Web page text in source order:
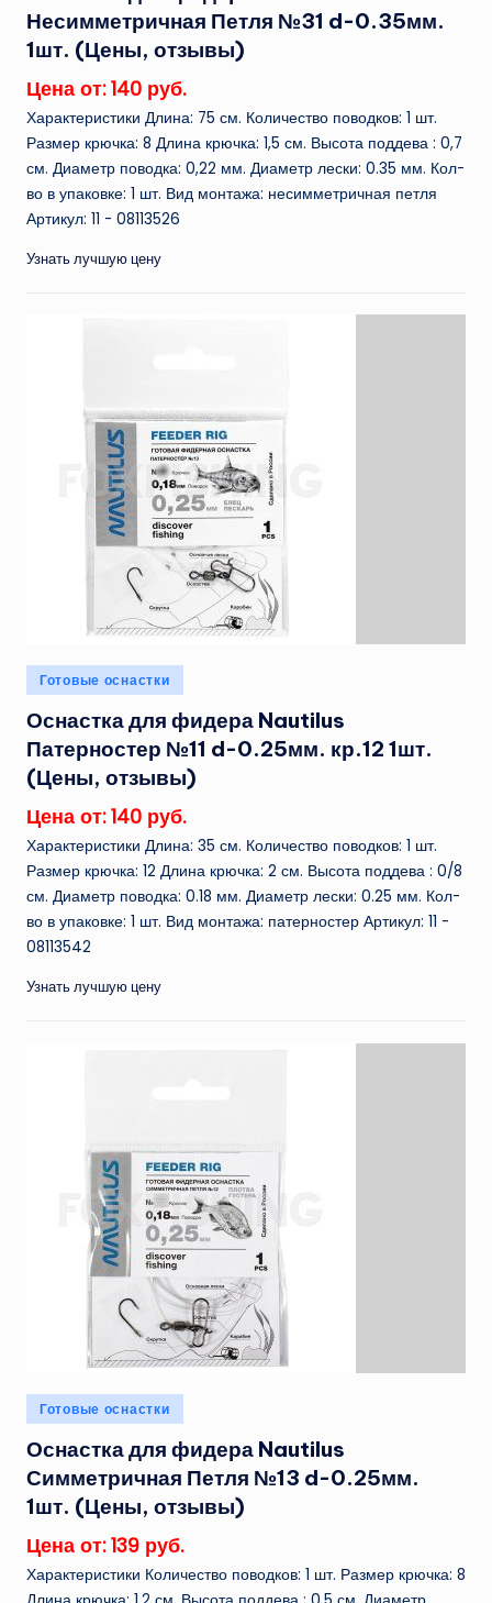
Несимметричная Петля №31 d-0.35мм.
1шт. (Цены, отзывы)
Цена от: 140 руб.
Характеристики Длина: 75 см. Количество поводков: 1 шт.
Размер крючка: 8 Длина крючка: 1,5 см. Высота поддева : 0,7
см. Диаметр поводка: 0,22 мм. Диаметр лески: 0.35 мм. Кол-
во в упаковке: 1 шт. Вид монтажа: несимметричная петля
Артикул: 11 - 08113526
Узнать лучшую цену
Опубликовано
в
Готовые оснастки
Оснастка для фидера Nautilus
Патерностер №11 d-0.25мм. кр.12 1шт.
(Цены, отзывы)
Цена от: 140 руб.
Характеристики Длина: 35 см. Количество поводков: 1 шт.
Размер крючка: 12 Длина крючка: 2 см. Высота поддева : 0/8
см. Диаметр поводка: 0.18 мм. Диаметр лески: 0.25 мм. Кол-
во в упаковке: 1 шт. Вид монтажа: патерностер Артикул: 11 -
08113542
Узнать лучшую цену
Опубликовано
в
Готовые оснастки
Оснастка для фидера Nautilus
Симметричная Петля №13 d-0.25мм.
1шт. (Цены, отзывы)
Цена от: 139 руб.
Характеристики Количество поводков: 1 шт. Размер крючка: 8